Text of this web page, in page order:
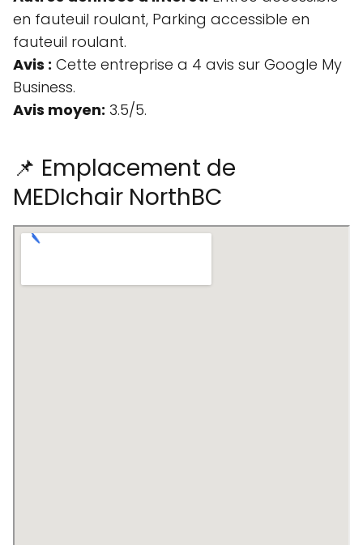
en fauteuil roulant, Parking accessible en
fauteuil roulant.
Avis : Cette entreprise a 4 avis sur Google My
Business.
Avis moyen: 3.5/5.
📌 Emplacement de
MEDIchair NorthBC